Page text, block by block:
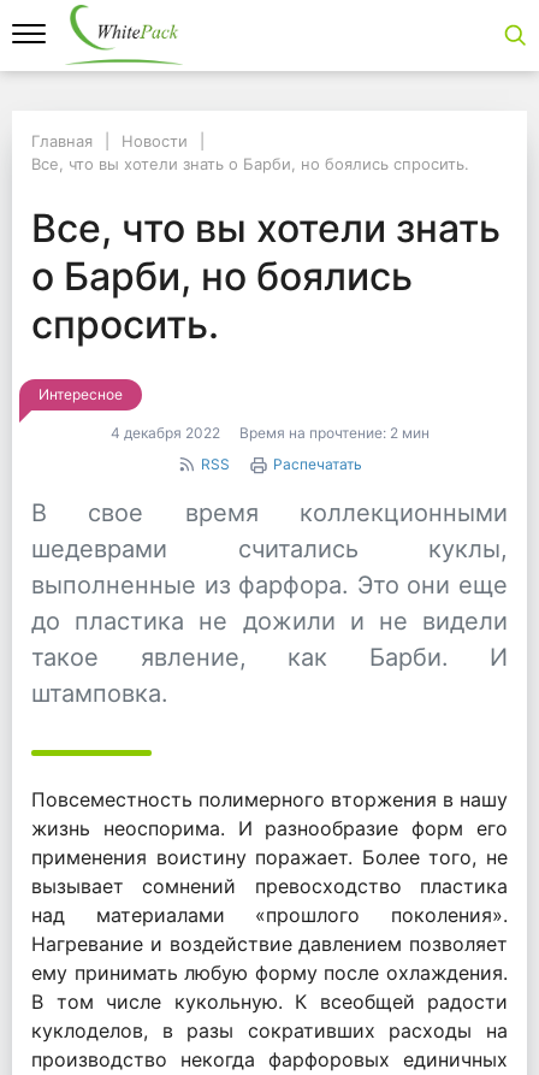
Новости
Все, что вы хотели знать о Барби, но боялись спросить.
Все, что вы хотели
Главная
Новости
Все, что вы хотели знать о Барби, но боялись спросить.
Все, что вы хотели знать
о Барби, но боялись
спросить.
Интересное
4 декабря 2022 Время на прочтение: 2 мин
RSS
Распечатать
В свое время коллекционными
шедеврами считались куклы,
выполненные из фарфора. Это они еще
до пластика не дожили и не видели
такое явление, как Барби. И
штамповка.
Повсеместность полимерного вторжения в нашу
жизнь неоспорима. И разнообразие форм его
применения воистину поражает. Более того, не
вызывает сомнений превосходство пластика
над материалами «прошлого поколения».
Нагревание и воздействие давлением позволяет
ему принимать любую форму после охлаждения.
В том числе кукольную. К всеобщей радости
куклоделов, в разы сокративших расходы на
производство некогда фарфоровых единичных